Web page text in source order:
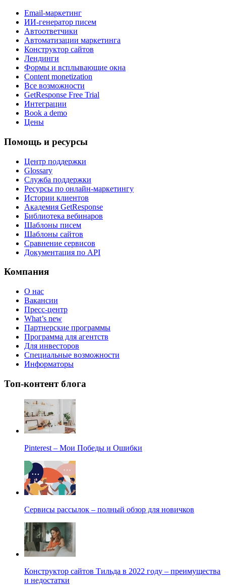
Email-маркетинг
ИИ-генератор писем
Автоответчики
Автоматизации маркетинга
Конструктор сайтов
Лендинги
Формы и всплывающие окна
Content monetization
Все возможности
GetResponse Free Trial
Интеграции
Book a demo
Цены
Помощь и ресурсы
Центр поддержки
Glossary
Служба поддержки
Ресурсы по онлайн-маркетингу
Истории клиентов
Академия GetResponse
Библиотека вебинаров
Шаблоны писем
Шаблоны сайтов
Сравнение сервисов
Документация по API
Компания
О нас
Вакансии
Пресс-центр
What’s new
Партнерские программы
Программа для агентств
Для инвесторов
Специальные возможности
Информаторы
Топ-контент блога
Pinterest – Мои Победы и Ошибки
Сервисы рассылок – полный обзор для новичков
Конструктор сайтов Тильда в 2022 году – преимущества
и недостатки